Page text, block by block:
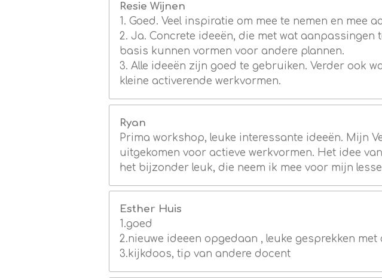
Resie Wijnen
1. Goed. Veel inspiratie om mee te nemen en mee
2. Ja. Concrete ideeën, die met wat aanpassingen
basis kunnen vormen voor andere plannen.
3. Alle ideeën zijn goed te gebruiken. Verder ook
kleine activerende werkvormen.
Ryan
Prima workshop, leuke interessante ideeën. Mijn
uitgekomen voor actieve werkvormen. Het idee
het bijzonder leuk, die neem ik mee voor mijn
Esther Huis
1.goed
2.nieuwe ideeen opgedaan , leuke gesprekken
3.kijkdoos, tip van andere docent